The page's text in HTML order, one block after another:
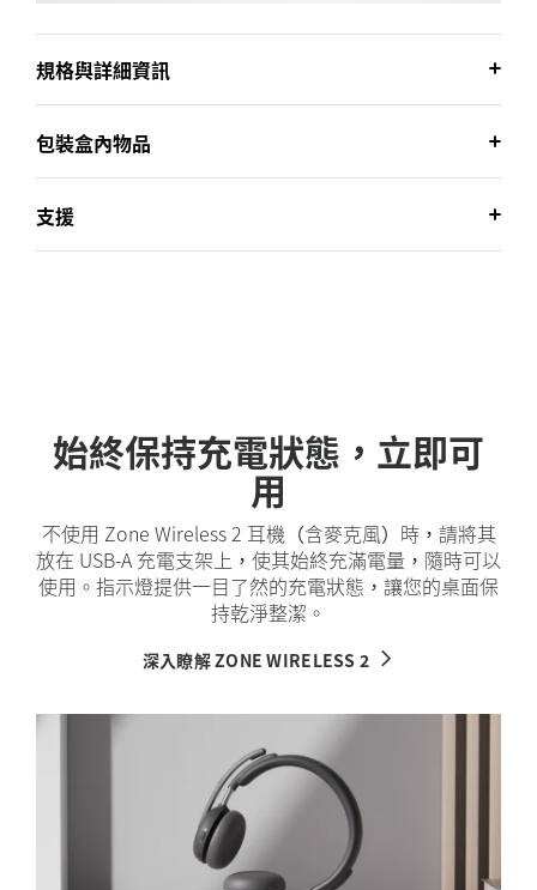
規格與詳細資訊
包裝盒內物品
支援
始終保持充電狀態，立即可
用
不使用 Zone Wireless 2 耳機（含麥克風）時，請將其
放在 USB-A 充電支架上，使其始終充滿電量，隨時可以
使用。指示燈提供一目了然的充電狀態，讓您的桌面保
持乾淨整潔。
深入瞭解 ZONE WIRELESS 2